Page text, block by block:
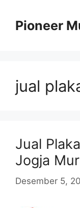
Pioneer
jual
Jual
Jogja
Desember 5,